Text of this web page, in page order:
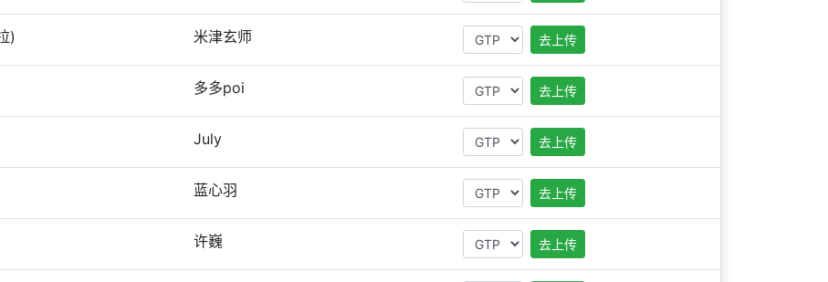
) 米津玄师 去上传
多多poi 去上传
July 去上传
蓝心羽 去上传
许巍 去上传